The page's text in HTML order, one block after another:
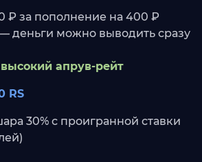
₽ за пополнение на 400 ₽
деньги можно выводить сразу
апрув-рейт
RS
30% с проигранной ставки